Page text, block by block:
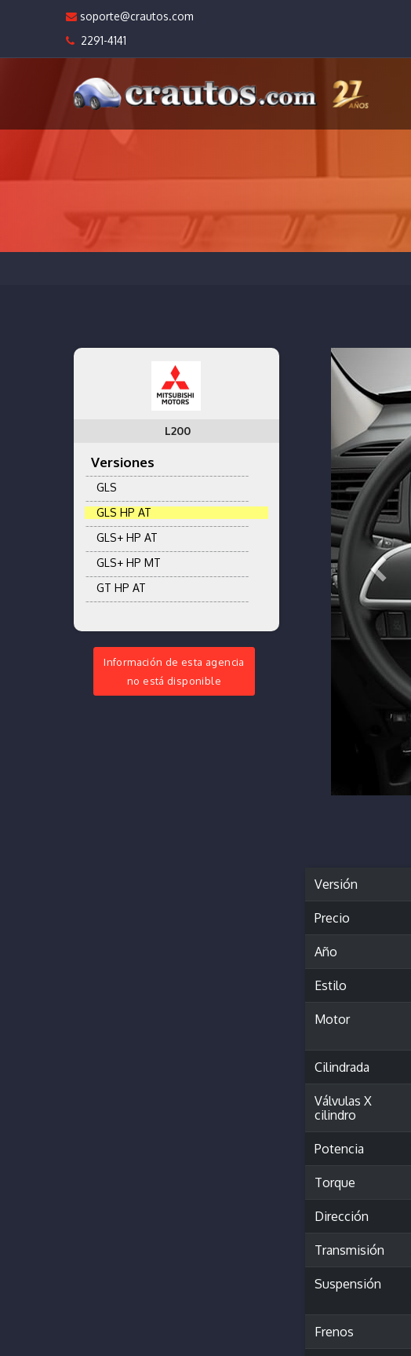
soporte@crautos.com
2291-4141
L200
Versiones
GLS
GLS HP AT
GLS+ HP AT
GLS+ HP MT
GT HP AT
Información de esta agencia
no está disponible
Versión
Precio
Año
Estilo
Motor
Cilindrada
Válvulas X
cilindro
Potencia
Torque
Dirección
Transmisión
Suspensión
Frenos